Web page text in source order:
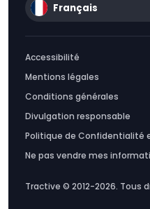
Français
Accessibilité
Mentions légales
Conditions générales
Divulgation responsable
Politique de Confidentialité
Ne pas vendre mes
Tractive © 2012-2026. Tous